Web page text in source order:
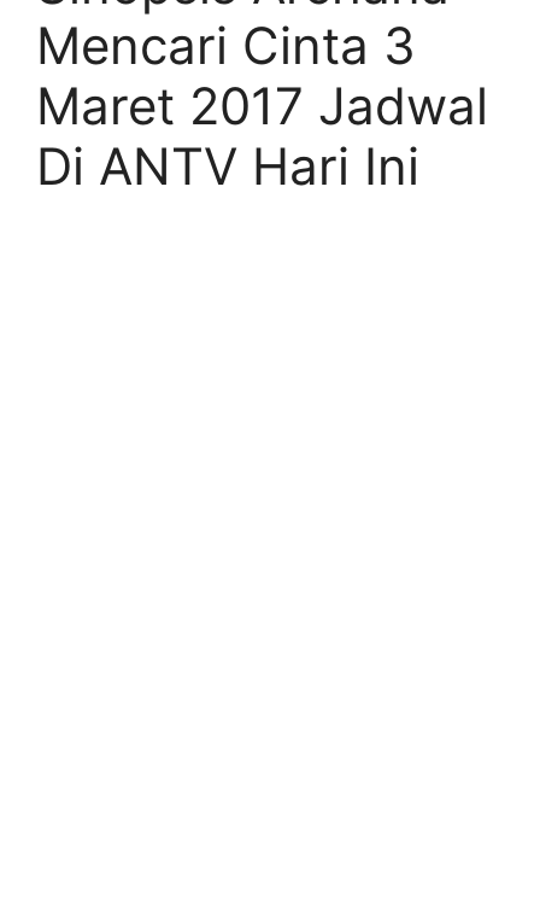
Mencari Cinta 3
Maret 2017 Jadwal
Di ANTV Hari Ini